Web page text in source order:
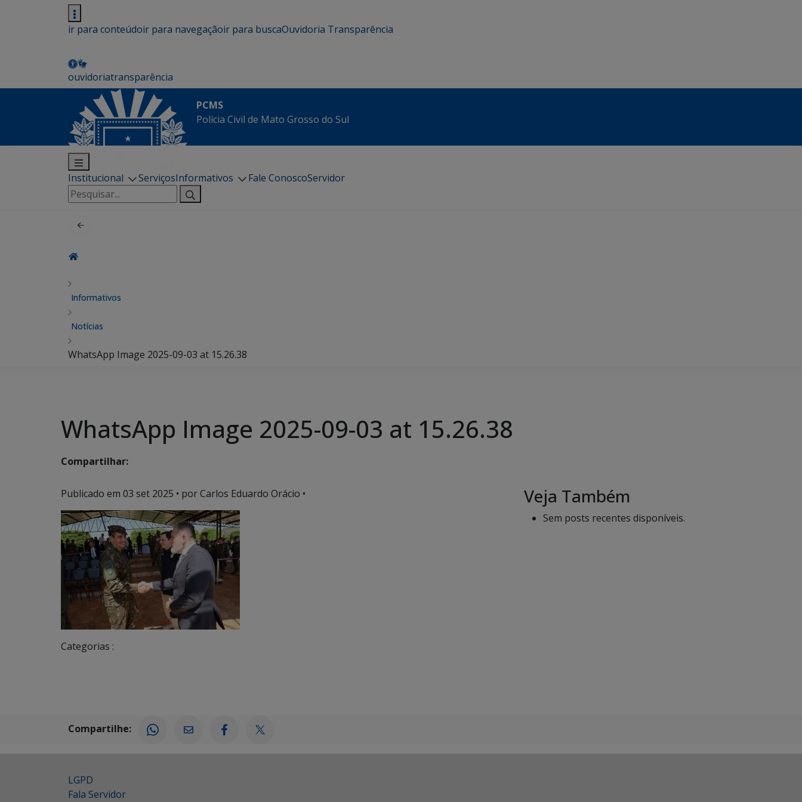
ir para conteúdoir para navegaçãoir para buscaOuvidoria Transparência
ouvidoriatransparência
PCMS
Polícia Civil de Mato Grosso do Sul
Institucional ServiçosInformativos Fale ConoscoServidor
Pesquisar
por:
Informativos
Notícias
WhatsApp Image 2025-09-03 at 15.26.38
WhatsApp Image 2025-09-03 at 15.26.38
Compartilhar:
Publicado em 03 set 2025 • por Carlos Eduardo Orácio •
Categorias :
Veja Também
Sem posts recentes disponíveis.
Compartilhe:
LGPD
Fala Servidor